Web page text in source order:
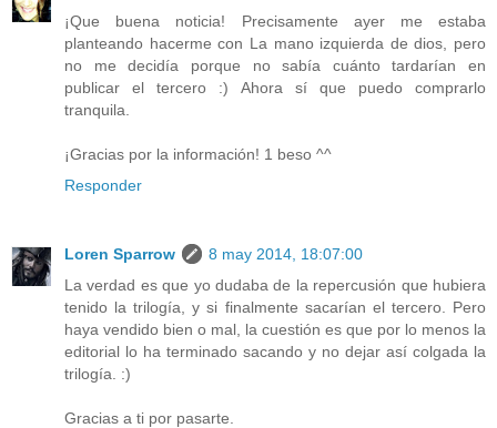
¡Que buena noticia! Precisamente ayer me estaba
planteando hacerme con La mano izquierda de dios, pero
no me decidía porque no sabía cuánto tardarían en
publicar el tercero :) Ahora sí que puedo comprarlo
tranquila.
¡Gracias por la información! 1 beso ^^
Responder
Loren Sparrow
8 may 2014, 18:07:00
La verdad es que yo dudaba de la repercusión que hubiera
tenido la trilogía, y si finalmente sacarían el tercero. Pero
haya vendido bien o mal, la cuestión es que por lo menos la
editorial lo ha terminado sacando y no dejar así colgada la
trilogía. :)
Gracias a ti por pasarte.